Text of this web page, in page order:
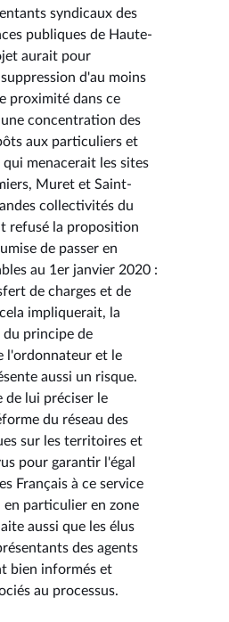
syndicaux des
publiques de Haute-
aurait pour
d'au moins
proximité dans ce
concentration des
aux particuliers et
menacerait les sites
Muret et Saint-
collectivités du
refusé la proposition
de passer en
au 1er janvier 2020 :
de charges et de
impliquerait, la
du principe de
l'ordonnateur et le
aussi un risque.
de lui préciser le
du réseau des
sur les territoires et
pour garantir l'égal
Français à ce service
en particulier en zone
aussi que les élus
des agents
bien informés et
au processus.